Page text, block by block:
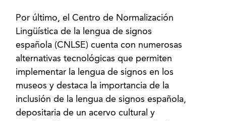
Por último, el Centro de Normalización
Lingüística de la lengua de signos
española (CNLSE) cuenta con numerosas
alternativas tecnológicas que permiten
implementar la lengua de signos en los
museos y destaca la importancia de la
inclusión de la lengua de signos española,
depositaria de un acervo cultural y